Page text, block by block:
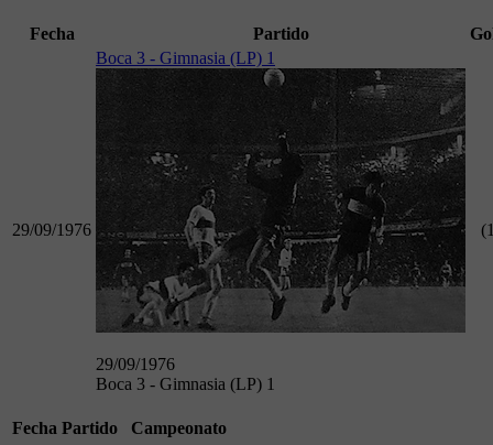
Fecha Partido
29/09/1976
Boca 3 - Gimnasia (LP) 1
29/09/1976
Boca 3 - Gimnasia (LP) 1
Fecha Partido Campeonato